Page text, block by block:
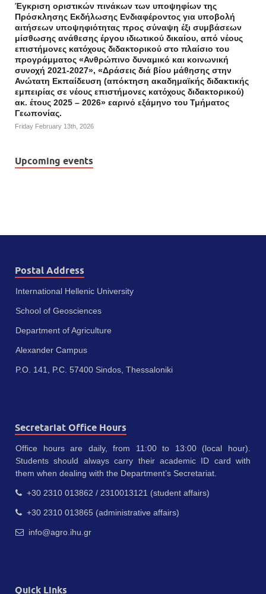
Έγκριση οριστικών πινάκων των υποψηφίων της
Πρόσκλησης Εκδήλωσης Ενδιαφέροντος για υποβολή
αιτήσεων υποψηφιότητας προς σύναψη έξι συμβάσεων
μίσθωσης ανάθεσης έργου ιδιωτικού δικαίου, από νέους
επιστήμονες κατόχους διδακτορικού στο πλαίσιο του
προγράμματος «Ανθρώπινο δυναμικό και κοινωνική
συνοχή 2021-2027», «Δράσεις διά βίου μάθησης στην
Ανώτατη Εκπαίδευση (απόκτηση ακαδημαϊκής διδακτικής
εμπειρίας σε νέους επιστήμονες κατόχους διδακτορικού)
ακ. έτους 2025 – 2026» εαρινό εξάμηνο του Τμήματος
Γεωπονίας.
Friday February 13th, 2026
Upcoming events
Postal Address
International Hellenic University
School of Geosciences
Department of Agriculture
Alexander Campus
P.O. 141, P.C. 57400 Sindos, Thessaloniki
Secretariat Office Hours
Office hours are daily, from 11:00 to 13:00 (local hour).
Students should always carry their academic ID card with
them when dealing with the Department’s Secretariat.
+30 2310 013862 / 2310013121 (student affairs)
+30 2310 013865 (administrative affairs)
info@agro.ihu.gr
Quick Links